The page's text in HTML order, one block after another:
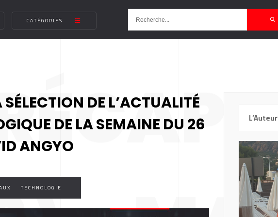
CATÉGORIES
DE L’ACTUALITÉ
DE LA SEMAINE DU 26
ANGYO
TECHNOLOGIE
L’Auteur